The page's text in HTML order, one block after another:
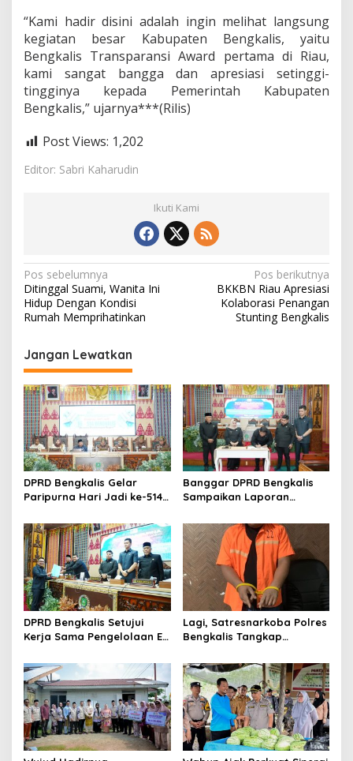
“Kami hadir disini adalah ingin melihat langsung
kegiatan besar Kabupaten Bengkalis, yaitu
Bengkalis Transparansi Award pertama di Riau,
kami sangat bangga dan apresiasi setinggi-
tingginya kepada Pemerintah Kabupaten
Bengkalis,” ujarnya***(Rilis)
Post Views: 1,202
Editor: Sabri Kaharudin
Ikuti Kami
N
a
v
i
g
a
s
i
p
o
s
Pos sebelumnya
Ditinggal Suami, Wanita Ini
Hidup Dengan Kondisi
Rumah Memprihatinkan
Pos berikutnya
BKKBN Riau Apresiasi
Kolaborasi Penangan
Stunting Bengkalis
Jangan Lewatkan
DPRD Bengkalis Gelar
Paripurna Hari Jadi ke-514
Semangat Membangun
Negeri Junjungan.
Banggar DPRD Bengkalis
Sampaikan Laporan
Pertanggungjawaban
Pelaksanaan APBD Tahun
Anggaran 2025
DPRD Bengkalis Setujui
Kerja Sama Pengelolaan E-
Sungai Selari.
Lagi, Satresnarkoba Polres
Bengkalis Tangkap
Air